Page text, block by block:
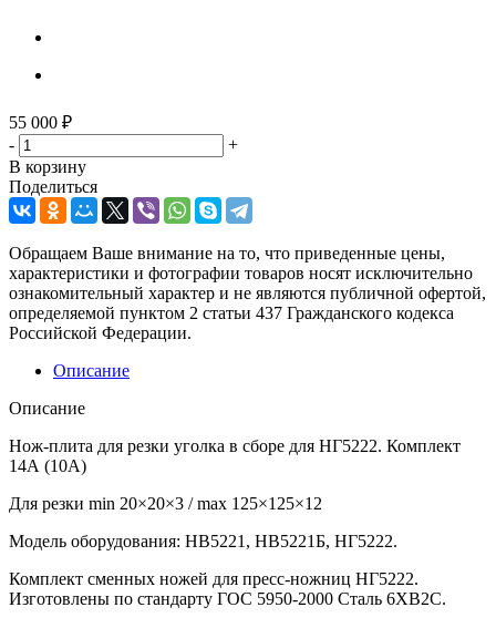
55 000 ₽
-
+
В корзину
Поделиться
Обращаем Ваше внимание на то, что приведенные цены,
характеристики и фотографии товаров носят исключительно
ознакомительный характер и не являются публичной офертой,
определяемой пунктом 2 статьи 437 Гражданского кодекса
Российской Федерации.
Описание
Описание
Нож-плита для резки уголка в сборе для НГ5222. Комплект
14А (10А)
Для резки min 20×20×3 / max 125×125×12
Модель оборудования: НВ5221, НВ5221Б, НГ5222.
Комплект сменных ножей для пресс-ножниц НГ5222.
Изготовлены по стандарту ГОС 5950-2000 Сталь 6ХВ2С.